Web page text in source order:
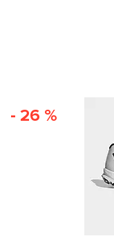
- 26 %